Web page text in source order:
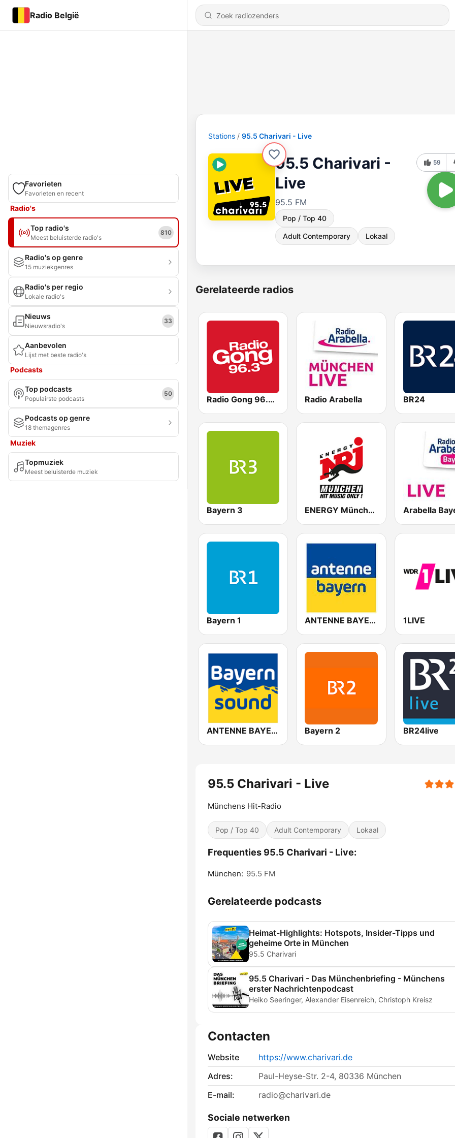
Radio België
Favorieten
Favorieten en recent
Radio's
Top radio's
Meest beluisterde radio's
810
Radio's op genre
15 muziekgenres
Radio's per regio
Lokale radio's
Nieuws
Nieuwsradio's
33
Aanbevolen
Lijst met beste radio's
Podcasts
Top podcasts
Populairste podcasts
50
Podcasts op genre
18 themagenres
Muziek
Topmuziek
Meest beluisterde muziek
Stations 95.5 Charivari - Live
95.5 Charivari -
Live
95.5 FM
Pop / Top 40
Adult Contemporary Lokaal
59
Gerelateerde radios
Radio Gong 96.3 FM Radio Arabella BR24
Bayern 3 ENERGY München Arabella
Bayern 1 ANTENNE BAYERN 1LIVE
ANTENNE BAYERN Bayern Sound Bayern 2 BR24live
95.5 Charivari - Live
Münchens Hit-Radio
Pop / Top 40 Adult Contemporary Lokaal
Frequenties 95.5 Charivari - Live:
München: 95.5 FM
Gerelateerde podcasts
Heimat-Highlights: Hotspots, Insider-Tipps und
geheime Orte in München
95.5 Charivari
95.5 Charivari - Das Münchenbriefing - Münchens
erster Nachrichtenpodcast
Heiko Seeringer, Alexander Eisenreich, Christoph Kreisz
Contacten
Website
https://www.charivari.de
Adres:
Paul-Heyse-Str. 2-4, 80336 München
E-mail:
radio@charivari.de
Sociale netwerken